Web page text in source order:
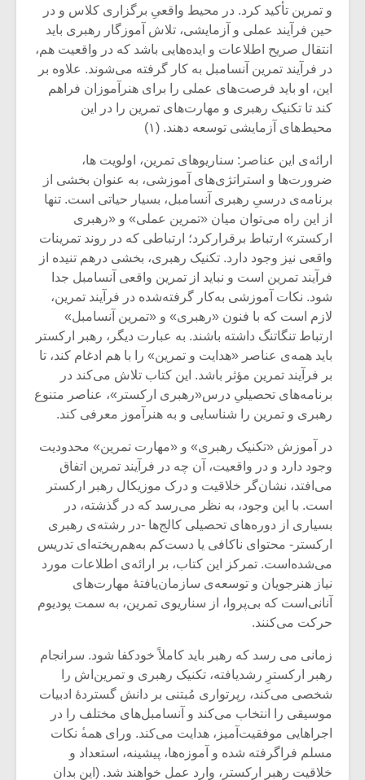
و تمرین تأکید کرد. در محیط واقعیِ برگزاری کلاس و در
حین فرآیند عملی و آزمایشی، تلاش آموزگار رهبری باید
انتقال صریح اطلاعات و ایده‌هایی باشد که در واقعیت هم،
در فرآیند تمرین آنسامبل به کار گرفته می‌شوند. علاوه بر
این، او باید فرصت‌های عملی را برای هنرآموزان فراهم
کند تا تکنیک رهبری و مهارت‌های تمرین را در این
محیط‌های آزمایشی توسعه دهند. (۱)
ارائه‌ی این‌ عناصر: سناریوهای تمرین، اولویت ها،
ضرورت‌ها و استراتژی‌های آموزشی، به عنوان بخشی از
برنامه‌ی درسیِ رهبری آنسامبل، بسیار حیاتی است. تنها
از این راه می‌توان میان «تمرین عملی» و «رهبری
ارکستر» ارتباط برقرارکرد؛ ارتباطی که در روند تمرینات
واقعی نیز وجود دارد. تکنیک رهبری، بخشی درهم تنیده از
فرآیند تمرین است و نباید از تمرین واقعی آنسامبل جدا
شود. نکات آموزشی به‌کار گرفته‌شده در فرآیند تمرین،
لازم است که با فنون «رهبری» و «تمرین آنسامبل»
ارتباط تنگاتنگ داشته باشند. به عبارت دیگر، رهبر ارکستر
باید همه‌ی عناصر «هدایت و تمرین» را با هم ادغام کند، تا
بر فرآیند تمرین مؤثر باشد. این کتاب تلاش می‌کند در
برنامه‌های تحصیلیِ درس«رهبری ارکستر»، عناصر متنوع
رهبری و تمرین را شناسایی و به هنرآموز معرفی کند.
در آموزش «تکنیک رهبری» و «مهارت تمرین» محدودیت
وجود دارد و در واقعیت، آن چه در فرآیند تمرین اتفاق
می‌افتد، نشان‌گر خلاقیت و درک موزیکال رهبر ارکستر
است. با این وجود، به نظر می‌رسد که در گذشته، در
بسیاری از دوره‌های تحصیلی کالج‌ها -در رشته‌ی رهبری
ارکستر- محتوای ناکافی یا دست‌کم به‌هم‌ریخته‌ای تدریس
می‌شده‌است. تمرکز این کتاب، بر ارائه‌ی اطلاعات مورد
نیاز هنرجویان و توسعه‌ی سازمان‌یافته‌ٔ مهارت‌های
آنانی‌است که بی‌پروا، از سناریوی تمرین، به سمت پودیوم
حرکت می‌کنند.
زمانی می رسد که رهبر باید کاملاً ‌خودکفا شود. سرانجام
رهبر ارکسترِ رشدیافته، تکنیک رهبری و تمرین‌اش را
شخصی می‌کند، رپرتواری مُبتنی بر دانش گستردهٔ ادبیات
موسیقی را انتخاب می‌کند و آنسامبل‌های مختلف را در
اجراهایی موفقیت‌آمیز، هدایت می‌کند. ورای همه‌‍ٔ نکات
مسلم فراگرفته شده و آموزه‌ها، پیشینه، استعداد و
خلاقیت رهبر ارکستر، وارد عمل خواهند شد. (این بدان
میکلوش روژا
یادداشتی بر موسیقی
متن فیلم «متری
شیش و نیم»
مشهورترین باشی،
بدنام ترین باش
موریس ژار
دوره
برگزار
موسیقی